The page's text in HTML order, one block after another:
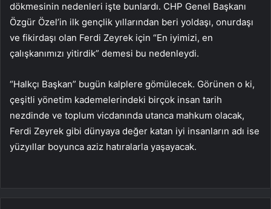
dökmesinin nedenleri işte bunlardı. CHP Genel Başkanı
Özgür Özel’in ilk gençlik yıllarından beri yoldaşı, onurdaşı
ve fikirdaşı olan Ferdi Zeyrek için “En iyimizi, en
çalışkanımızı yitirdik” demesi bu nedenleydi.
“Halkçı Başkan” bugün kalplere gömülecek. Görünen o ki,
çeşitli yönetim kademelerindeki birçok insan tarih
nezdinde ve toplum vicdanında utanca mahkum olacak,
Ferdi Zeyrek gibi dünyaya değer katan iyi insanların adı ise
yüzyıllar boyunca aziz hatıralarla yaşayacak.